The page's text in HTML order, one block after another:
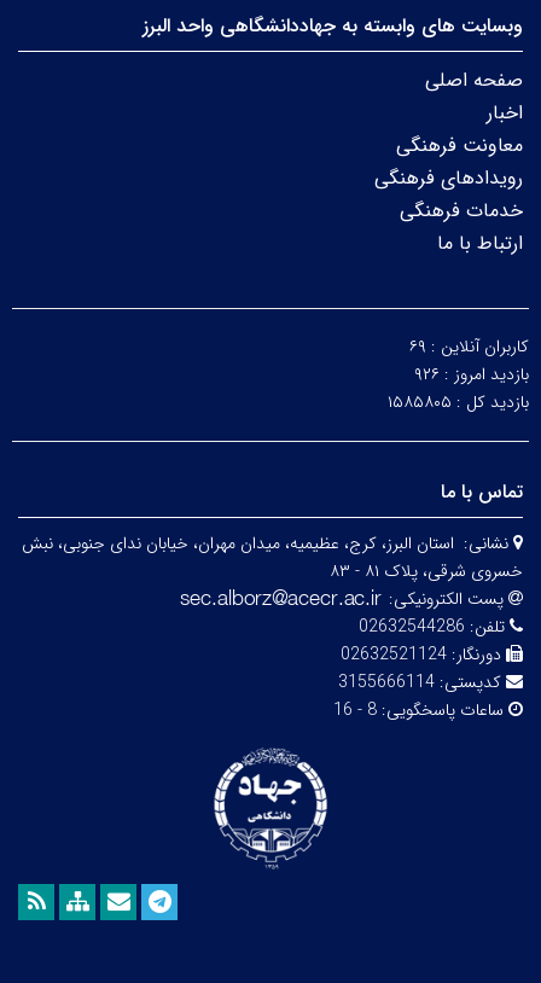
وبسایت های وابسته به جهاددانشگاهی واحد البرز
صفحه اصلی
اخبار
معاونت فرهنگی
رویدادهای فرهنگی
خدمات فرهنگی
ارتباط با ما
کاربران آنلاین : ۶۹
بازدید امروز : ۹۲۶
بازدید کل : ۱۵۸۵۸۰۵
تماس با ما
نشانی: استان البرز، کرج، عظیمیه، میدان مهران، خیابان ندای جنوبی، نبش
خسروی شرقی، پلاک ۸۱ - ۸۳
پست الکترونیکی:
تلفن: 02632544286
دورنگار: 02632521124
کدپستی: 3155666114
ساعات پاسخگویی: 8 - 16